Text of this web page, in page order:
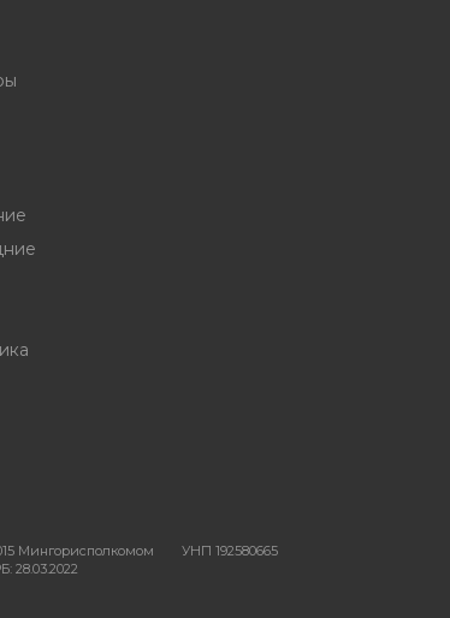
Мингорисполкомом
УНП 192580665
28.03.2022